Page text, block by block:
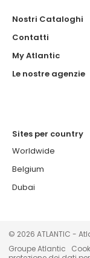
Nostri Cataloghi
Contatti
My Atlantic
Le nostre agenzie
Sites per country
Worldwide
Belgium
Dubai
© 2026 ATLANTIC -
Groupe Atlantic